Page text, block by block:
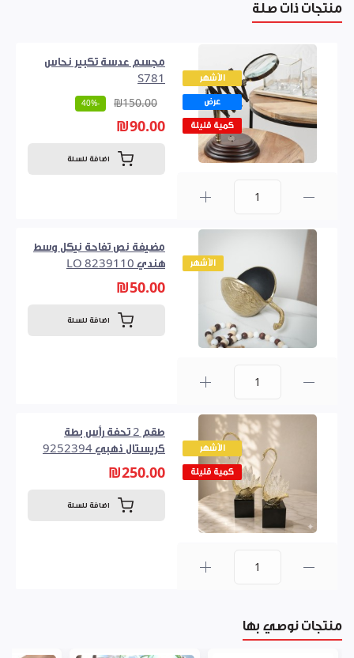
منتجات ذات صلة
الأشهر
عرض
كمية قليلة
مجسم عدسة تكبير نحاس
S781
₪150.00
-40%
₪90.00
اضافة للسلة
الأشهر
مضيفة نص تفاحة نيكل وسط
هندي LO 8239110
₪50.00
اضافة للسلة
الأشهر
كمية قليلة
طقم 2 تحفة رأس بطة
كريستال ذهبي 9252394
₪250.00
اضافة للسلة
منتجات نوصي بها